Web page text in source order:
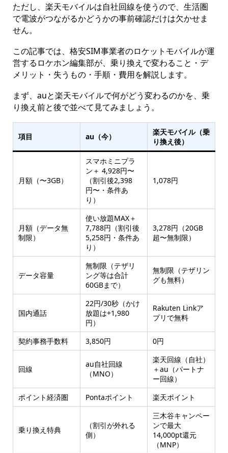
ただし、楽天モバイルは自社回線を使うので、生活圏
で電波がつながるかどうかの事前確認だけは欠かせま
せん。
この記事では、格安SIM事業者のロケットモバイルが運
営するロケホン編集部が、乗り換えで変わること・デ
メリット・失うもの・手順・費用を解説します。
まず、auと楽天モバイルで何がどう変わるのかを、乗
り換え前と後で並べて見てみましょう。
項目 au（今）
楽天モバイル（乗
り換え後）
月額（〜3GB）
スマホミニプラ
ン＋ 4,928円〜
（割引後2,398
円〜・条件あ
り）
1,078円
月額（データ無
制限）
使い放題MAX＋
7,788円（割引後
5,258円・条件あ
り）
3,278円（20GB
超〜無制限）
データ容量
無制限（テザリ
ング等は合計
60GBまで）
無制限（テザリン
グも無料）
国内通話
22円/30秒（かけ
放題は+1,980
円）
Rakuten Linkア
プリで無料
契約事務手数料 3,850円 0円
回線
au自社回線
（MNO）
楽天回線（自社）
＋au（パートナ
ー回線）
ポイント経済圏
Pontaポイント 楽天ポイント
乗り換え特典
（割引が外れる
側）
三木谷キャンペー
ンで最大
14,000pt還元
（MNP）